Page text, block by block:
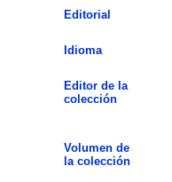
Editorial
Idioma
Editor de la
colección
Volumen de
la colección